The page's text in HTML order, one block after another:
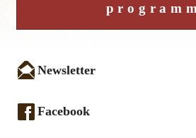
Newsletter
Facebook